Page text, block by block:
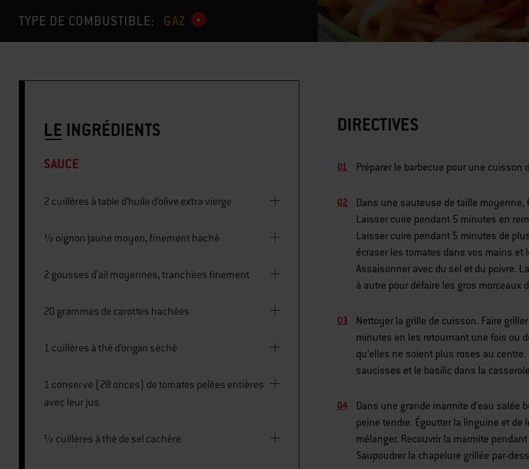
TYPE DE COMBUSTIBLE: GAZ
LE INGRÉDIENTS
SAUCE
2 cuillères à table d’huile d’olive extra vierge
½ oignon jaune moyen, finement haché
2 gousses d’ail moyennes, tranchées finement
20 grammes de carottes hachées
1 cuillères à thé d’origan séché
1 conserve (28 onces) de tomates pelées entières
avec leur jus
½ cuillères à thé de sel cachère
DIRECTIVES
Préparer le barbecue pour une
Dans une sauteuse de taille moyenne,
Laisser cuire pendant 5 minutes en
Laisser cuire pendant 5 minutes de
écraser les tomates dans vos mains et
Assaisonner avec du sel et du poivre.
à autre pour défaire les gros morceaux
Nettoyer la grille de cuisson. Faire
minutes en les retournant une fois ou
qu’elles ne soient plus roses au
saucisses et le basilic dans la
Dans une grande marmite d'eau salée
peine tendre. Égoutter la linguine et de
mélanger. Recouvrir la marmite
Saupoudrer la chapelure grillée par-